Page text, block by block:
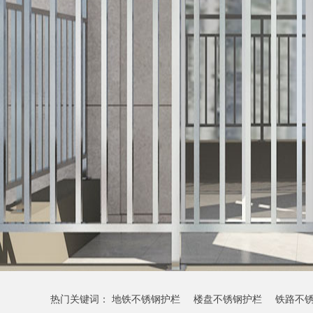
热门关键词： 地铁不锈钢护栏 楼盘不锈钢护栏 铁路不